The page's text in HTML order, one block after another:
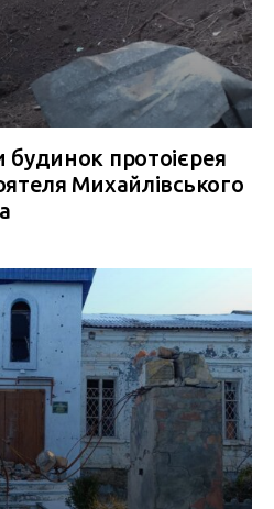
будинок протоієрея
Михайлівського